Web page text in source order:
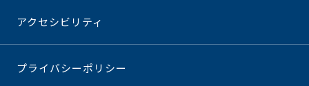
アクセシビリティ
プライバシーポリシー